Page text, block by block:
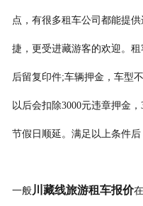
点，有很多租车公司都能提
捷，更受进藏游客的欢迎。 租
后留复印件;车辆押金，车型
以后会扣除3000元违章押金
节假日顺延。满足以上条件后
一般川藏线旅游租车报价